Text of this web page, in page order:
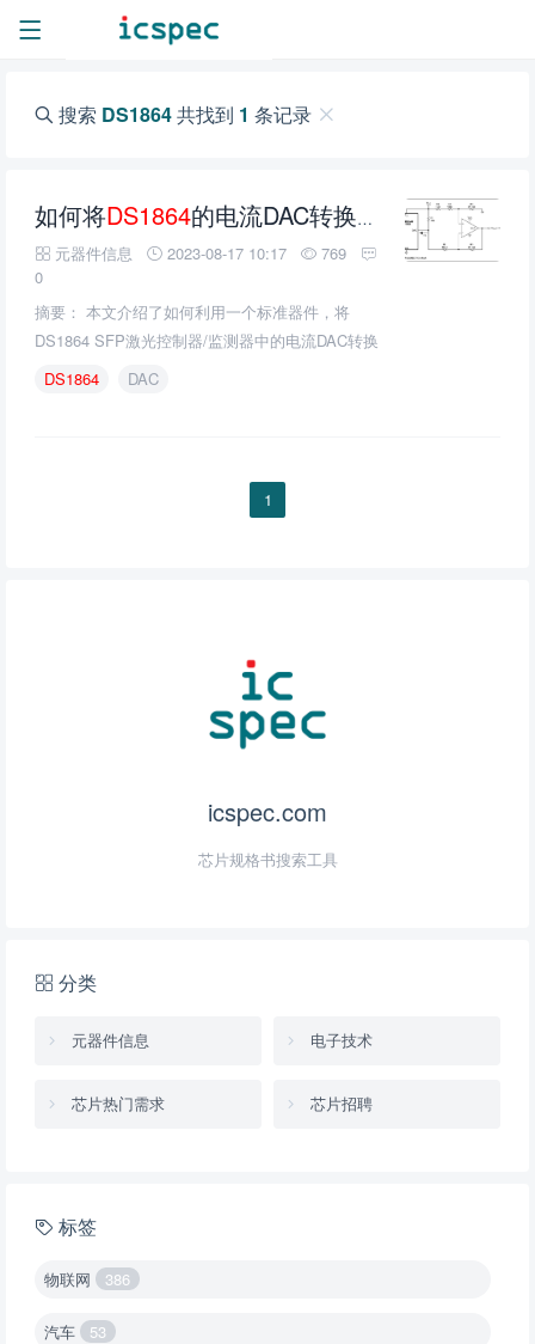
搜索 DS1864共找到 1 条记录
如何将DS1864的电流DAC转换成电压DAC
元器件信息 2023-08-17 10:17
769
0
摘要： 本文介绍了如何利用一个标准器件，将
DS1864 SFP激光控制器/监测器中的电流DAC转换
成电压输出。
DS1864 DAC
1
icspec.com
芯片规格书搜索工具
分类
元器件信息 电子技术
芯片热门需求 芯片招聘
标签
物联网 386
汽车 53